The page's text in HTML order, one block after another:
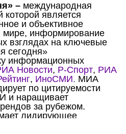
– международная
которой является
и объективное
мире, информирование
взглядах на ключевые
сегодня»
информационных
Новости, Р-Спорт, РИА
, ИноСМИ. МИА
по цитируемости
и наращивает
за рубежом.
лидирующее